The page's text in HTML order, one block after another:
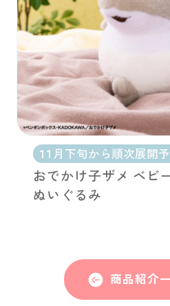
11月下旬から順次展開
おでかけ子ザメ ベビ
ぬいぐるみ
商品紹介